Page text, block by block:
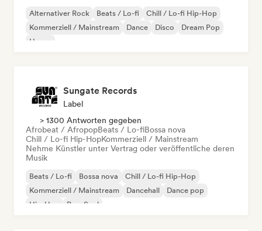
Alternativer Rock Beats / Lo-fi
Chill / Lo-fi Hip-Hop
Kommerziell / Mainstream
Dance Disco
Dream Pop
House
Sungate Records
Label
> 1300 Antworten gegeben
Afrobeat / AfropopBeats / Lo-fiBossa nova
Chill / Lo-fi Hip-HopKommerziell / Mainstream
Nehme Künstler unter Vertrag oder veröffentliche deren
Musik
Beats / Lo-fi Bossa nova
Chill / Lo-fi Hip-Hop
Kommerziell / Mainstream
Dancehall
Dance pop
Hip-Hop
Pop-Soul